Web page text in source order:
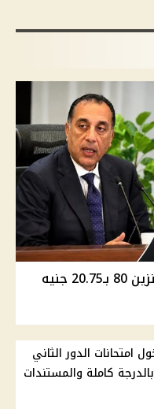
أسعار الوقود في مصر اليوم .. بنزين 80 بـ20.75 جنيه
امتحانات الدور الثاني
بالدرجة كاملة والمستندات